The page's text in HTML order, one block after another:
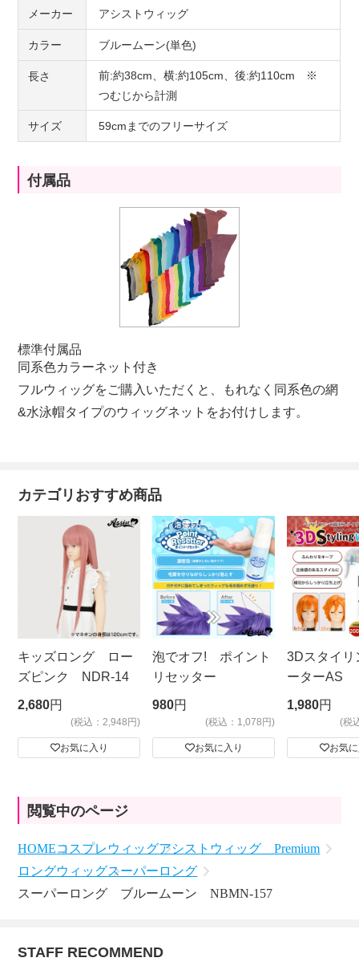
メーカー アシストウィッグ
カラー ブルームーン(単色)
長さ
前:約38cm、横:約105cm、後:約110cm ※
つむじから計測
サイズ 59cmまでのフリーサイズ
付属品
標準付属品
同系色カラーネット付き
フルウィッグをご購入いただくと、もれなく同系色の網
&水泳帽タイプのウィッグネットをお付けします。
カテゴリおすすめ商品
キッズロング ロー
ズピンク NDR-14
2,680円
(税込：2,948円)
お気に入り
泡でオフ! ポイント
リセッター
980円
(税込：1,078円)
お気に入り
3Dスタイリ
ーターAS
ビッグサイ
1,980円
(税
お気
閲覧中のページ
HOMEコスプレウィッグアシストウィッグ Premium
ロングウィッグスーパーロング
スーパーロング ブルームーン NBMN-157
STAFF RECOMMEND